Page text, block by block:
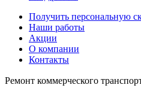
Получить персональную
Наши работы
Акции
О компании
Контакты
Ремонт коммерческого